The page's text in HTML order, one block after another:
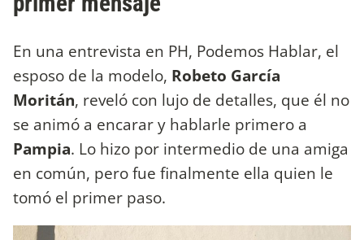
En una entrevista en PH, Podemos Hablar, el
esposo de la modelo, Robeto García
Moritán, reveló con lujo de detalles, que él no
se animó a encarar y hablarle primero a
Pampia. Lo hizo por intermedio de una amiga
en común, pero fue finalmente ella quien le
tomó el primer paso.